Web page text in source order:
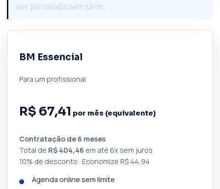
ser parcelada sem juros.
BM Essencial
Para um profissional
R$ 67,41 por mês (equivalente)
Contratação de 6 meses
Total de R$ 404,46 em até 6x sem juros
10% de desconto · Economize R$ 44,94
Agenda online sem limite